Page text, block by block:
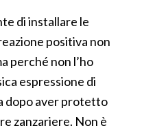
di installare le
positiva non
perché non l’ho
espressione di
dopo aver protetto
zanzariere. Non è